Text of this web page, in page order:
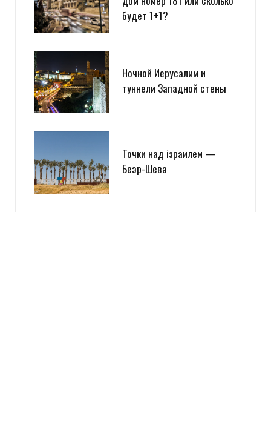
будет 1+1?
Ночной Иерусалим и
туннели Западной стены
Точки над iзраилем —
Беэр-Шева